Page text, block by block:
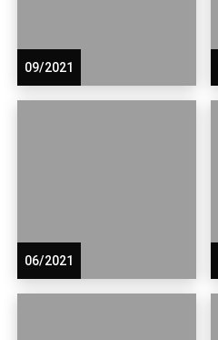
09/2021
06/2021